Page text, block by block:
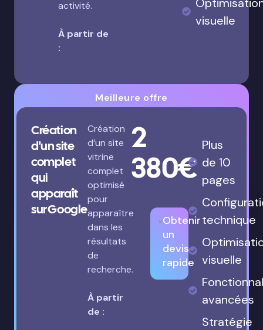
activité.
À partir de
:
visuelle
Meilleure offre
Création
d'un site
complet
qui
apparaît
sur Google
Création
d’un site
vitrine
complet
optimisé
pour
apparaître
dans les
résultats
de
recherche.
À partir
de :
2
380€
Obtenir
un
devis
rapide
Plus
de 10
pages
technique
visuelle
avancées
Stratégie